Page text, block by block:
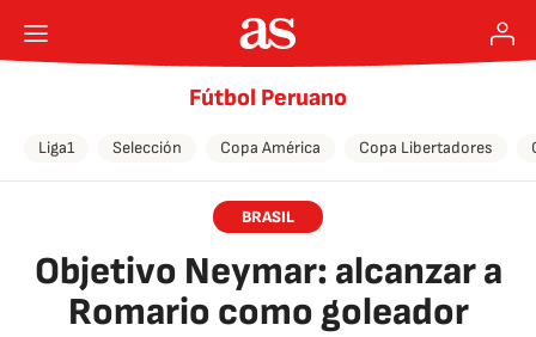
Fútbol Peruano
Liga1 Selección Copa América Copa Libertadores
BRASIL
Objetivo Neymar: alcanzar a
Romario como goleador